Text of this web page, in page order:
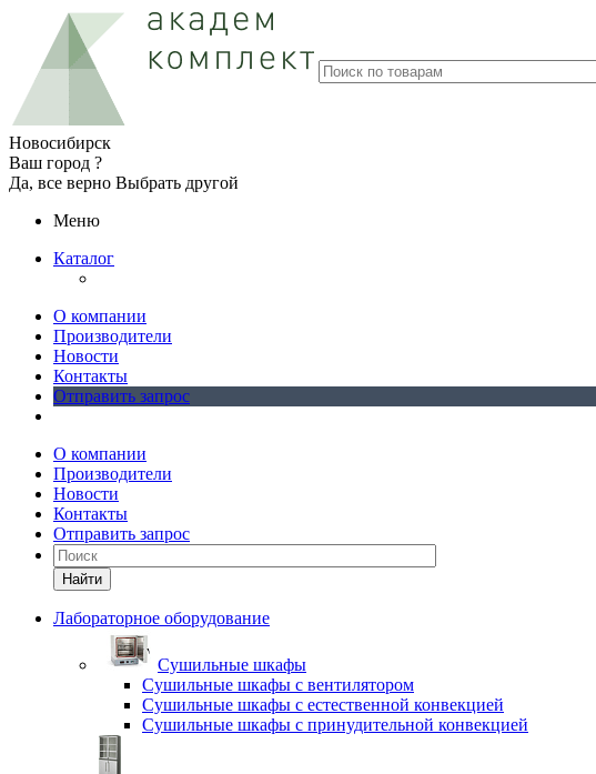
Новосибирск
Ваш город ?
Да, все верно Выбрать другой
Меню
Каталог
О компании
Производители
Новости
Контакты
Отправить запрос
О компании
Производители
Новости
Контакты
Отправить запрос
Найти
Лабораторное оборудование
Cушильные шкафы
Сушильные шкафы с вентилятором
Сушильные шкафы с естественной конвекцией
Сушильные шкафы с принудительной конвекцией